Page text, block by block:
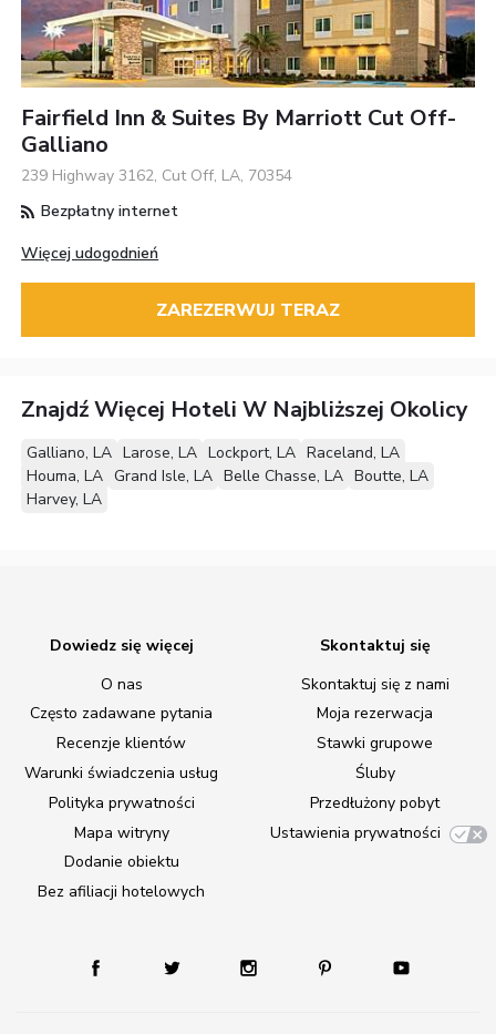
Fairfield Inn & Suites By Marriott Cut Off-
Galliano
239 Highway 3162, Cut Off, LA, 70354
Bezpłatny internet
Więcej udogodnień
ZAREZERWUJ TERAZ
Znajdź Więcej Hoteli W Najbliższej Okolicy
Galliano, LA Larose, LA Lockport, LA Raceland, LA
Houma, LA Grand Isle, LA Belle Chasse, LA Boutte, LA
Harvey, LA
Dowiedz się więcej
O nas
Często zadawane pytania
Recenzje klientów
Warunki świadczenia usług
Polityka prywatności
Mapa witryny
Dodanie obiektu
Bez afiliacji hotelowych
Skontaktuj się
Skontaktuj się z nami
Moja rezerwacja
Stawki grupowe
Śluby
Przedłużony pobyt
Ustawienia prywatności